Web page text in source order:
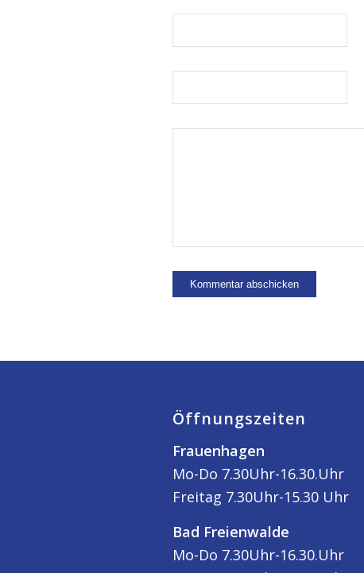
Öffnungszeiten
Frauenhagen
Mo-Do 7.30Uhr-16.30.Uhr
Freitag 7.30Uhr-15.30 Uhr
Bad Freienwalde
Mo-Do 7.30Uhr-16.30.Uhr